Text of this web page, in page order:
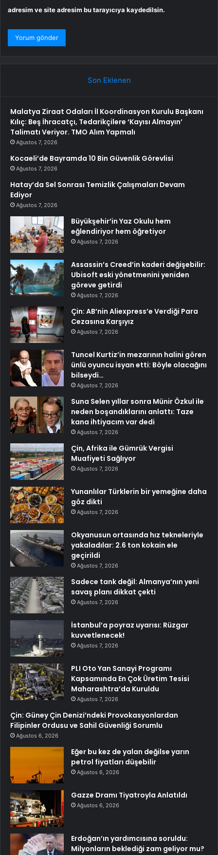
adresim ve site adresim bu tarayıcıya kaydedilsin.
Son Eklenen
Malatya Ziraat Odaları İl Koordinasyon Kurulu Başkanı
Kılıç: Beş İhracatçı, Tedarikçilere ‘Kayısı Almayın’
Talimatı Veriyor. TMO Alım Yapmalı
Ağustos 7, 2026
Kocaeli’de Bayramda 10 Bin Güvenlik Görevlisi
Ağustos 7, 2026
Hatay’da Sel Sonrası Temizlik Çalışmaları Devam
Ediyor
Ağustos 7, 2026
Büyükşehir’in Yaz Okulu hem
eğlendiriyor hem öğretiyor
Ağustos 7, 2026
Assassin’s Creed’in kaderi değişebilir:
Ubisoft eski yönetmenini yeniden
göreve getirdi
Ağustos 7, 2026
Çin: AB’nin Aliexpress’e Verdiği Para
Cezasına Karşıyız
Ağustos 7, 2026
Tuncel Kurtiz’in mezarının halini gören
ünlü oyuncu isyan etti: Böyle olacağını
bilseydi…
Ağustos 7, 2026
Suna Selen yıllar sonra Münir Özkul ile
neden boşandıklarını anlattı: Taze
kana ihtiyacım var dedi
Ağustos 7, 2026
Çin, Afrika ile Gümrük Vergisi
Muafiyeti Sağlıyor
Ağustos 7, 2026
Yunanlılar Türklerin bir yemeğine daha
göz dikti
Ağustos 7, 2026
Okyanusun ortasında hız tekneleriyle
yakaladılar: 2.6 ton kokain ele
geçirildi
Ağustos 7, 2026
Sadece tank değil: Almanya’nın yeni
savaş planı dikkat çekti
Ağustos 7, 2026
İstanbul’a poyraz uyarısı: Rüzgar
kuvvetlenecek!
Ağustos 7, 2026
PLI Oto Yan Sanayi Programı
Kapsamında En Çok Üretim Tesisi
Maharashtra’da Kuruldu
Ağustos 7, 2026
Çin: Güney Çin Denizi’ndeki Provokasyonlardan
Filipinler Ordusu ve Sahil Güvenliği Sorumlu
Ağustos 6, 2026
Eğer bu kez de yalan değilse yarın
petrol fiyatları düşebilir
Ağustos 6, 2026
Gazze Dramı Tiyatroyla Anlatıldı
Ağustos 6, 2026
Erdoğan’ın yardımcısına soruldu:
Milyonların beklediği zam geliyor mu?